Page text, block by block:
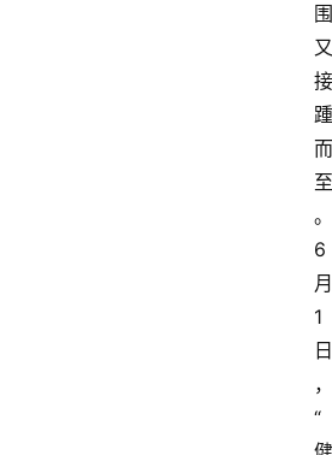
围
又
接
踵
而
至
。
6
月
1
日
，
“